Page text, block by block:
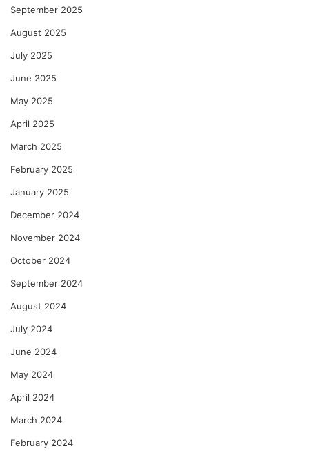
September 2025
August 2025
July 2025
June 2025
May 2025
April 2025
March 2025
February 2025
January 2025
December 2024
November 2024
October 2024
September 2024
August 2024
July 2024
June 2024
May 2024
April 2024
March 2024
February 2024